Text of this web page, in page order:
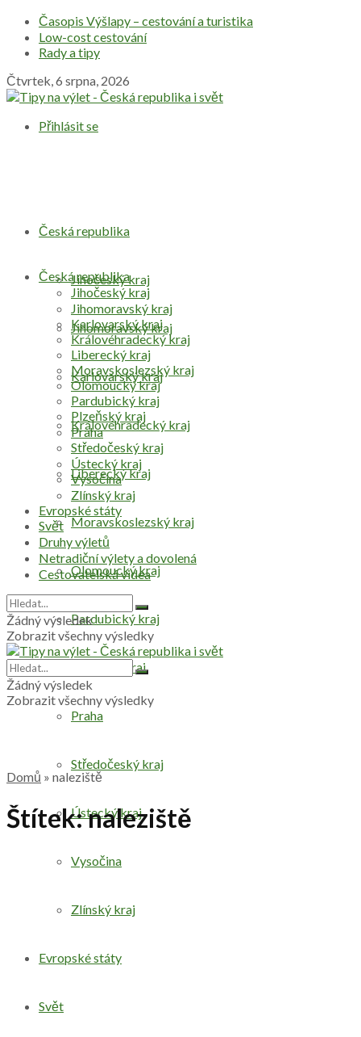
Časopis Výšlapy – cestování a turistika
Low-cost cestování
Rady a tipy
Čtvrtek, 6 srpna, 2026
Přihlásit se
Česká republika
Jihočeský kraj
Jihomoravský kraj
Karlovarský kraj
Královéhradecký kraj
Liberecký kraj
Moravskoslezský kraj
Olomoucký kraj
Pardubický kraj
Plzeňský kraj
Praha
Středočeský kraj
Ústecký kraj
Vysočina
Zlínský kraj
Evropské státy
Svět
Česká republika
Jihočeský kraj
Jihomoravský kraj
Karlovarský kraj
Královéhradecký kraj
Liberecký kraj
Moravskoslezský kraj
Olomoucký kraj
Pardubický kraj
Plzeňský kraj
Praha
Středočeský kraj
Ústecký kraj
Vysočina
Zlínský kraj
Evropské státy
Svět
Druhy výletů
Netradiční výlety a dovolená
Cestovatelská videa
Žádný výsledek
Zobrazit všechny výsledky
Žádný výsledek
Zobrazit všechny výsledky
Domů » naleziště
Štítek:naleziště